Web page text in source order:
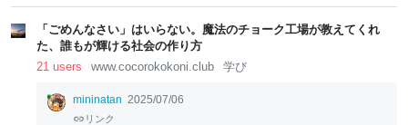
「ごめんなさい」はいらない。魔法のチョーク工場が教えてくれ
た、誰もが輝ける社会の作り方
21 users
www.cocorokokoni.club 学び
mininatan 2025/07/06
リンク